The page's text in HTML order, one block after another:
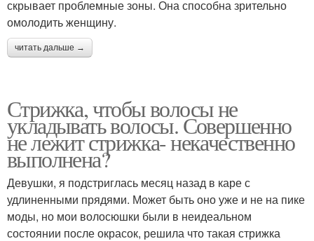
скрывает проблемные зоны. Она способна зрительно
омолодить женщину.
читать дальше →
Стрижка, чтобы волосы не
укладывать волосы. Совершенно
не лежит стрижка- некачественно
выполнена?
Девушки, я подстриглась месяц назад в каре с
удлиненными прядями. Может быть оно уже и не на пике
моды, но мои волосюшки были в неидеальном
состоянии после окрасок, решила что такая стрижка